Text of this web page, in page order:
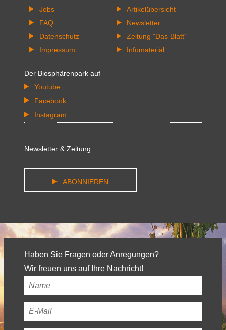
Jobs
FAQ
Datenschutz
Impressum
Artikelübersicht
Newsletter
Zeitung "Das Blatt"
Infomaterial
Der Biosphärenpark auf
Youtube
Facebook
Instagram
Newsletter & Zeitung
ABONNIEREN
Haben Sie Fragen oder Anregungen?
Wir freuen uns auf Ihre Nachricht!
Ihr
Name*
Ihre
E-